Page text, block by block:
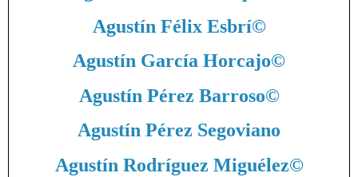
Agustín Félix Esbrí©
Agustín García Horcajo©
Agustín Pérez Barroso©
Agustín Pérez Segoviano
Agustín Rodríguez Miguélez©